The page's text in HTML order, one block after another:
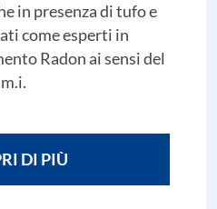
in presenza di tufo e
come esperti in
Radon ai sensi del
DI PIÙ